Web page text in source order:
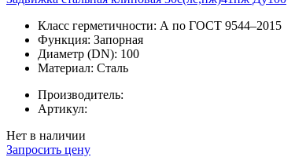
Класс герметичности: А по ГОСТ 9544–2015
Функция: Запорная
Диаметр (DN): 100
Материал: Сталь
Производитель:
Артикул:
Нет в наличии
Запросить цену